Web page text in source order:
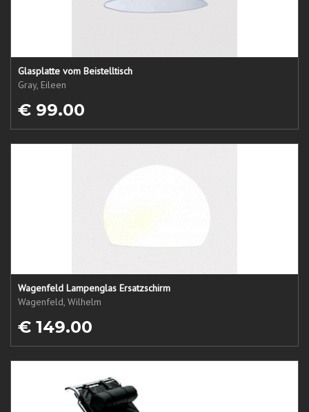
Glasplatte vom Beistelltisch
Gray, Eileen
€ 99.00
Wagenfeld Lampenglas Ersatzschirm
Wagenfeld, Wilhelm
€ 149.00